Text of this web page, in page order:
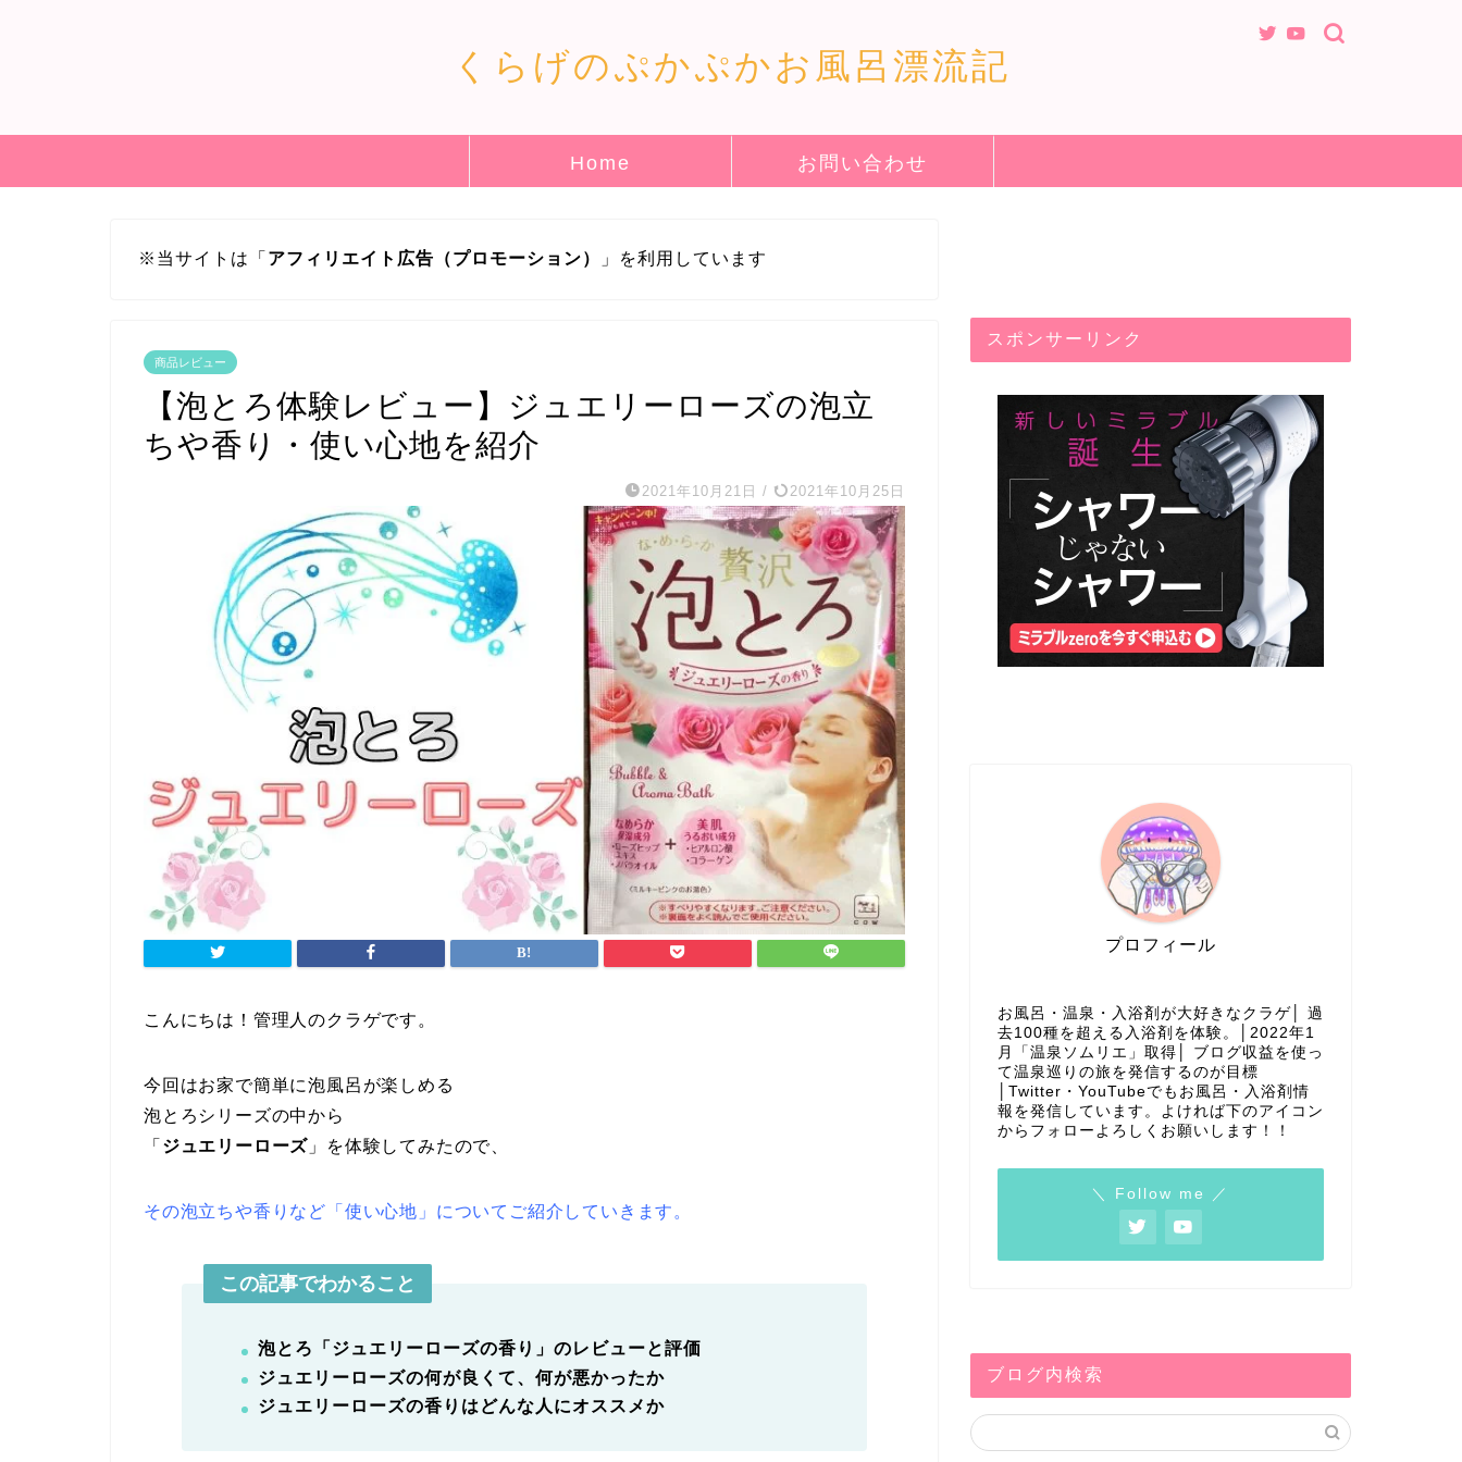
くらげのぷかぷかお風呂漂流記
Home お問い合わせ
※当サイトは「 アフィリエイト広告（プロモーション） 」を利用しています
商品レビュー
【泡とろ体験レビュー】ジュエリーローズの泡立
ちや香り・使い心地を紹介
2021年10月21日 / 2021年10月25日
こんにちは！管理人のクラゲです。
今回はお家で簡単に泡風呂が楽しめる
泡とろシリーズの中から
「 ジュエリーローズ 」を体験してみたので、
その泡立ちや香りなど「使い心地」についてご紹介していきます。
この記事でわかること
泡とろ「ジュエリーローズの香り」のレビューと評価
ジュエリーローズの何が良くて、何が悪かったか
ジュエリーローズの香りはどんな人にオススメか
スポンサーリンク
プロフィール
お風呂・温泉・入浴剤が大好きなクラゲ│ 過
去100種を超える入浴剤を体験。│2022年1
月「温泉ソムリエ」取得│ ブログ収益を使っ
て温泉巡りの旅を発信するのが目標
│Twitter・YouTubeでもお風呂・入浴剤情
報を発信しています。よければ下のアイコン
からフォローよろしくお願いします！！
＼ Follow me ／
ブログ内検索